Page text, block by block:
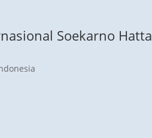
Soekarno Hatta